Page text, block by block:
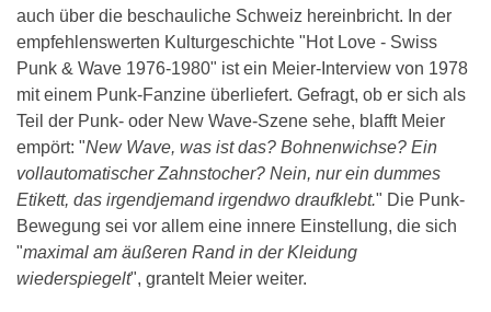
auch über die beschauliche Schweiz hereinbricht. In der
empfehlenswerten Kulturgeschichte "Hot Love - Swiss
Punk & Wave 1976-1980" ist ein Meier-Interview von 1978
mit einem Punk-Fanzine überliefert. Gefragt, ob er sich als
Teil der Punk- oder New Wave-Szene sehe, blafft Meier
empört: "New Wave, was ist das? Bohnenwichse? Ein
vollautomatischer Zahnstocher? Nein, nur ein dummes
Etikett, das irgendjemand irgendwo draufklebt." Die Punk-
Bewegung sei vor allem eine innere Einstellung, die sich
"maximal am äußeren Rand in der Kleidung
wiederspiegelt", grantelt Meier weiter.